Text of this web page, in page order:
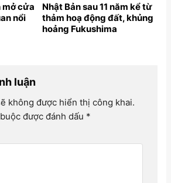
mở cửa
nổi
Nhật Bản sau 11 năm kể từ
thảm hoạ động đất, khủng
hoảng Fukushima
luận
không được hiển thị công khai.
được đánh dấu *